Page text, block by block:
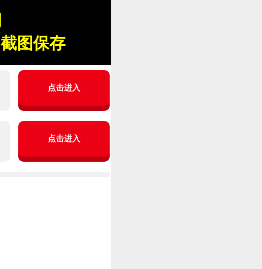
截图保存
点击进入
点击进入